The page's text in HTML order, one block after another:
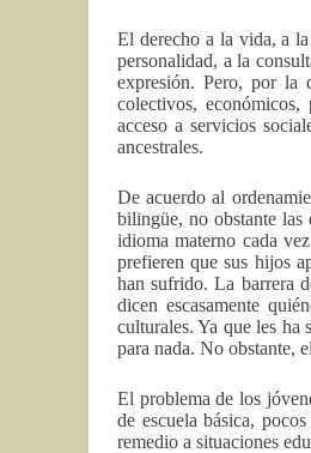
El derecho a la vida, a
personalidad, a la
expresión. Pero, por la
colectivos,
acceso a servicios
ancestrales.
De acuerdo al
bilingüe, no obstante las
idioma materno cada
prefieren que sus hijos
han sufrido. La barrera
dicen escasamente
culturales. Ya que les ha
para nada. No obstante,
El problema de los
de escuela básica,
remedio a situaciones